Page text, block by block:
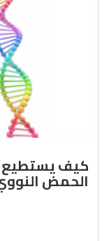
كيف يستطيع
الحمض